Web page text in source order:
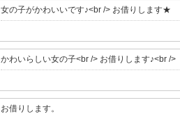
女の子がかわいいです♪<br /> お借りします★
かわいらしい女の子<br /> お借りします♪<br />
お借りします。